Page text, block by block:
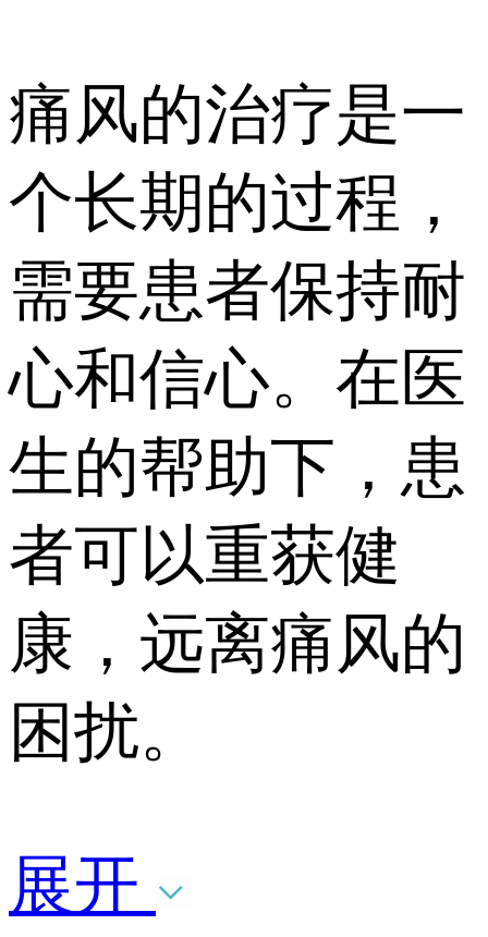
痛风的治疗是一
个长期的过程，
需要患者保持耐
心和信心。在医
生的帮助下，患
者可以重获健
康，远离痛风的
困扰。
展开